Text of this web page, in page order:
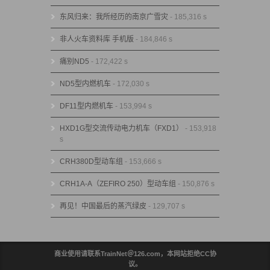
东风归来：我所经历的南京广雪灾 - 185,316 s
非人火车资料库 手机版 - 184,846 s
痛别ND5 - 172,422 s
ND5型内燃机车 - 172,030 s
DF11型内燃机车 - 153,994 s
HXD1G型交流传动电力机车（FXD1）
- 153,918
s
CRH380D型动车组 - 153,666 s
CRH1A-A（ZEFIRO 250）型动车组 - 150,876 s
再见！中国最后的蒸汽绿皮 - 129,707 s
商业使用请联系TrainNet＠126.com，本网站拒绝CC协
议。